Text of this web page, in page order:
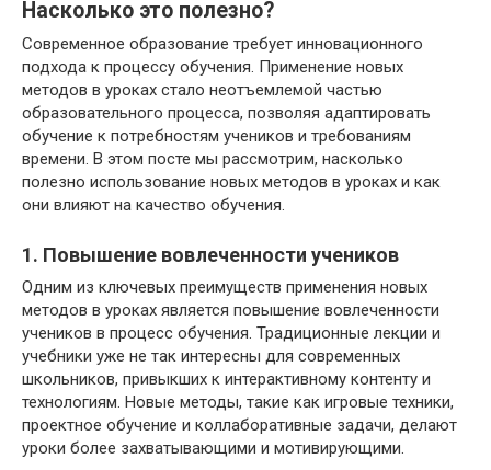
Насколько это полезно?
Современное образование требует инновационного
подхода к процессу обучения. Применение новых
методов в уроках стало неотъемлемой частью
образовательного процесса, позволяя адаптировать
обучение к потребностям учеников и требованиям
времени. В этом посте мы рассмотрим, насколько
полезно использование новых методов в уроках и как
они влияют на качество обучения.
1. Повышение вовлеченности учеников
Одним из ключевых преимуществ применения новых
методов в уроках является повышение вовлеченности
учеников в процесс обучения. Традиционные лекции и
учебники уже не так интересны для современных
школьников, привыкших к интерактивному контенту и
технологиям. Новые методы, такие как игровые техники,
проектное обучение и коллаборативные задачи, делают
уроки более захватывающими и мотивирующими.